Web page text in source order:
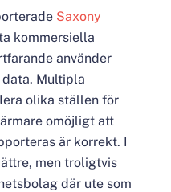
Saxony
kommersiella
använder
Multipla
olika ställen för
omöjligt att
är korrekt. I
men troligtvis
där ute som